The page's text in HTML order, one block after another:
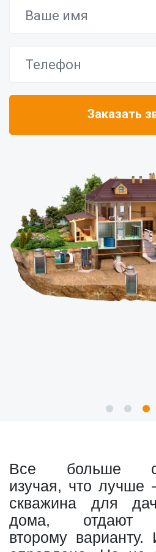
Все больше
изучая, что
скважина для
дома, отдают
второму